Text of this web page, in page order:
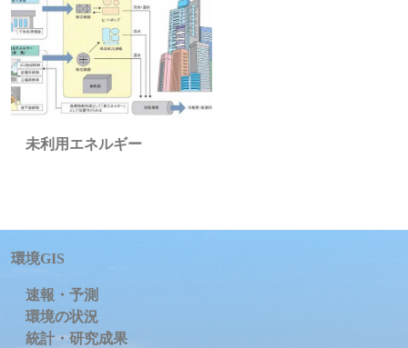
未利用エネルギー
環境GIS
速報・予測
環境の状況
統計・研究成果